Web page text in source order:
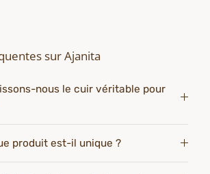
sur Ajanita
nous le cuir véritable pour
produit est-il unique ?